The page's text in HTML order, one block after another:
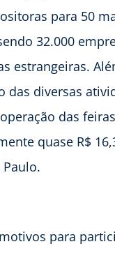
para 50
32.000
estrangeiras.
das diversas
das
quase R$
Paulo.
para